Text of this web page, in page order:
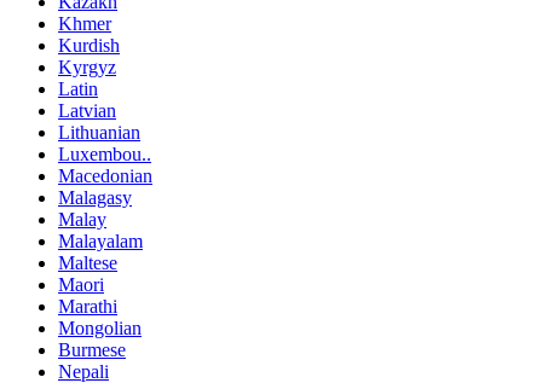
Khmer
Kurdish
Kyrgyz
Latin
Latvian
Lithuanian
Luxembou..
Macedonian
Malagasy
Malay
Malayalam
Maltese
Maori
Marathi
Mongolian
Burmese
Nepali